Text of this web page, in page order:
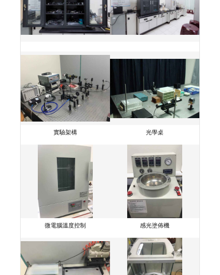
實驗架構 光學桌
微電腦溫度控制 感光塗佈機